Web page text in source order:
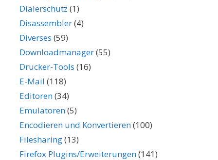
Dialerschutz (1)
Disassembler(4)
Diverses (59)
Downloadmanager(55)
Drucker-Tools (16)
E-Mail (118)
Editoren(34)
Emulatoren(5)
Encodieren und Konvertieren(100)
Filesharing(13)
Firefox Plugins/Erweiterungen(141)